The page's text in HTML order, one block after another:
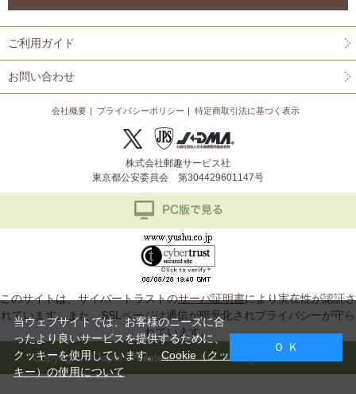
ご利用ガイド
お問い合わせ
会社概要 プライバシーポリシー 特定商取引法に基づく表示
株式会社郵趣サービス社
東京都公安委員会 第304429601147号
このサイトは、サイバートラストのサーバ証明書により実在性が認証さ
れています。また、SSLページは通信が暗号化されプライバシーが守ら
れています。
Copyright © Japan Philatelic Co., Ltd. All Rights Reserved.
当ウェブサイトでは、お客様のニーズに合
ったより良いサービスを提供するために、
クッキーを使用しています。Cookie（クッ
キー）の使用について
Ｏ Ｋ